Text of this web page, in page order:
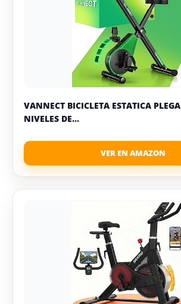
VANNECT BICICLETA ESTATICA
NIVELES DE...